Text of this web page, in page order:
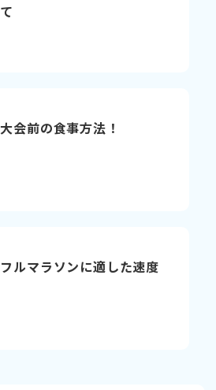
て
大会前の食事方法！
フルマラソンに適した速度